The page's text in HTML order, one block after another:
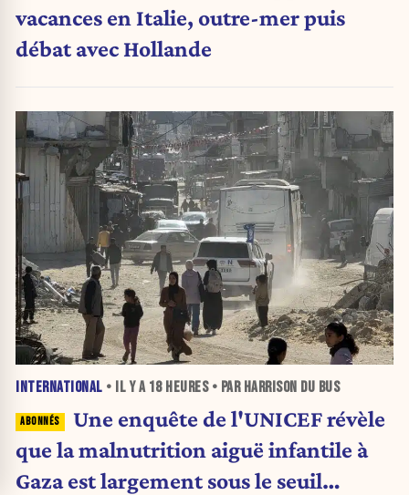
vacances en Italie, outre-mer puis
débat avec Hollande
INTERNATIONAL • IL Y A 18 HEURES• PAR HARRISON DU BUS
Une enquête de l'UNICEF révèle
que la malnutrition aiguë infantile à
Gaza est largement sous le seuil